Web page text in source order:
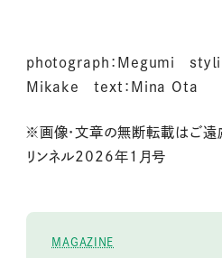
photograph：Megumi stｙ
Mikake text：Mina Ota
※画像・文章の無断転載はご遠
リンネル2026年1月号
MAGAZINE